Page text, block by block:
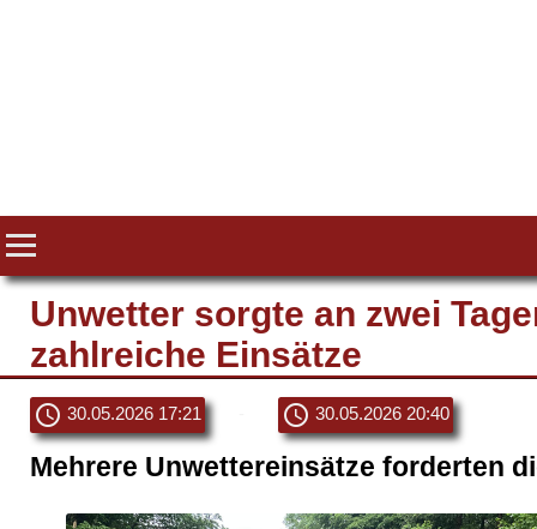
Unwetter sorgte an zwei
zahlreiche Einsätze
schedule 30.05.2026 17:21 schedule 30.05.2026 20:40
Mehrere Unwettereinsätze forderten